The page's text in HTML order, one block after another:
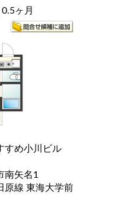
0.5ヶ月
すめ小川ビル
南矢名1
原線 東海大学前